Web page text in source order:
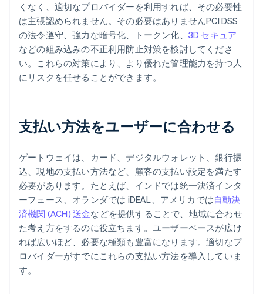
くなく、適切なプロバイダーを利用すれば、その必要性
は主張認められません。その必要はありませんPCI DSS
の法令遵守、強力な暗号化、トークン化、 3D セキュア
などの組み込みの不正利用防止対策を検討してくださ
い。これらの対策により、より優れた管理能力を持つ人
にリスクを任せることができます。
支払い方法をユーザーに合わせる
ゲートウェイは、カード、デジタルウォレット、銀行振
込、現地の支払い方法など、顧客の支払い設定を満たす
必要があります。たとえば、インドでは統一決済インタ
ーフェース、オランダでは iDEAL、アメリカでは自動決
済機関 (ACH) 送金などを提供することで、地域に合わせ
た考え方をするのに役立ちます。ユーザーベースが広け
れば広いほど、必要な種類も豊富になります。適切なプ
ロバイダーがすでにこれらの支払い方法を導入していま
す。